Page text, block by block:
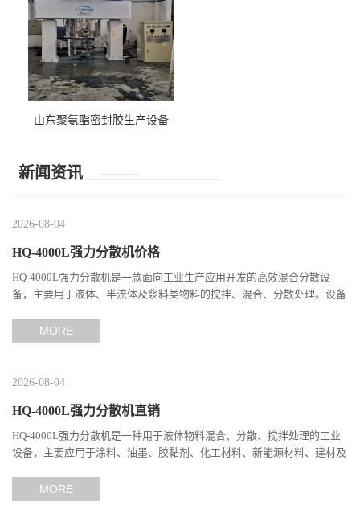
山东聚氨酯密封胶生产设备
新闻资讯
2026-08-04
HQ-4000L强力分散机价格
HQ-4000L强力分散机是一款面向工业生产应用开发的高效混合分散设
备，主要用于液体、半流体及浆料类物料的搅拌、混合、分散处理。设备
MORE
2026-08-04
HQ-4000L强力分散机直销
HQ-4000L强力分散机是一种用于液体物料混合、分散、搅拌处理的工业
设备，主要应用于涂料、油墨、胶黏剂、化工材料、新能源材料、建材及
MORE